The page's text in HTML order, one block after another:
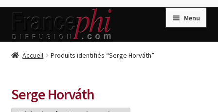
Aller
la
Aller
contenu
Menu
Accueil
Compte
Accueil Produits identifiés “Serge Horváth”
Serge Horváth